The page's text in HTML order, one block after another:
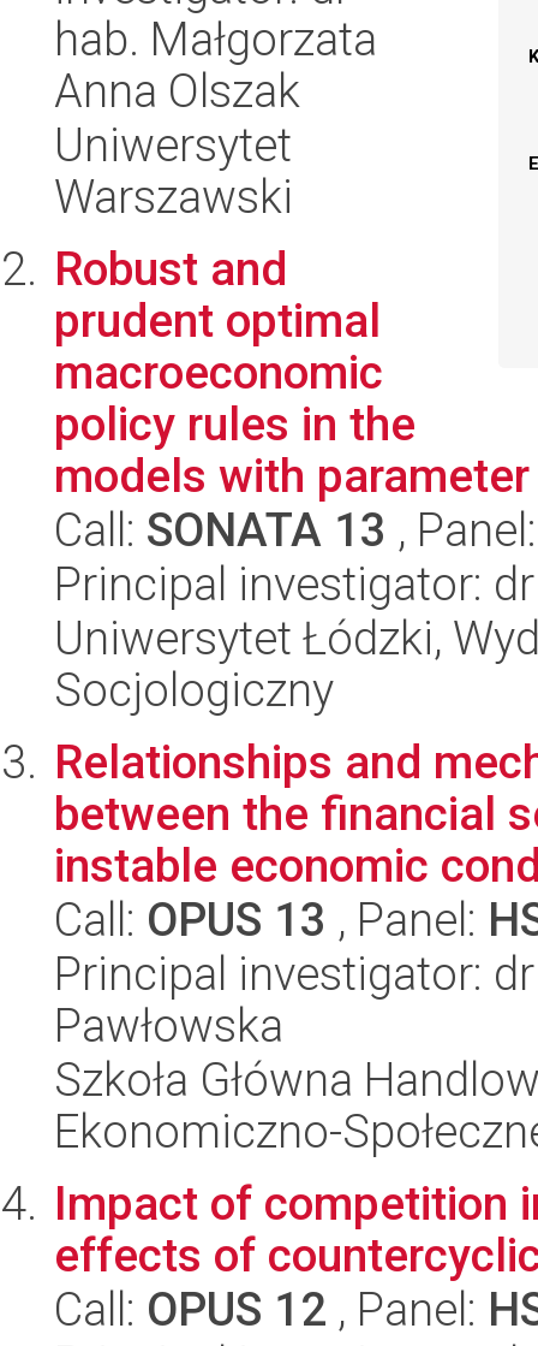
hab. Małgorzata
Anna Olszak
Uniwersytet
Warszawski
Robust and
prudent optimal
macroeconomic
policy rules in the
models with
Call: SONATA 13 ,
Principal investigator:
Uniwersytet Łódzki,
Socjologiczny
Relationships and
between the financial
instable economic
Call: OPUS 13 , Panel:
Principal investigator:
Pawłowska
Szkoła Główna
Ekonomiczno-
Impact of competition
effects of
Call: OPUS 12 , Panel: